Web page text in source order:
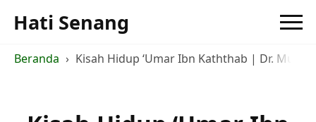
Hati Senang
Beranda Kisah Hidup ‘Umar Ibn Kaththab | Dr.